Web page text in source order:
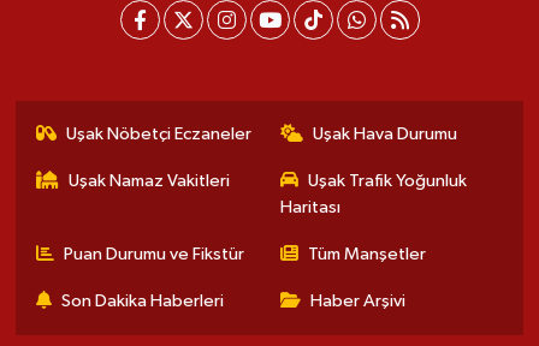
Uşak Nöbetçi Eczaneler Uşak Hava Durumu
Uşak Namaz Vakitleri
Uşak Trafik Yoğunluk
Haritası
Puan Durumu ve Fikstür Tüm Manşetler
Son Dakika Haberleri Haber Arşivi